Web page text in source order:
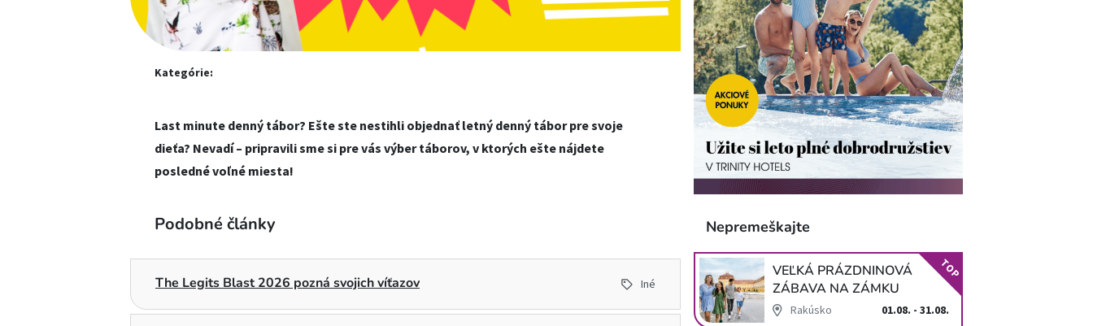
Kategórie:
Last minute denný tábor? Ešte ste nestihli objednať letný denný tábor pre svoje
dieťa? Nevadí – pripravili sme si pre vás výber táborov, v ktorých ešte nájdete
posledné voľné miesta!
Podobné články
The Legits Blast 2026 pozná svojich víťazov Iné
Nepremeškajte
VEĽKÁ PRÁZDNINOVÁ
ZÁBAVA NA ZÁMKU
SCHLOSS HOF
Rakúsko 01.08. - 31.08.
TOP